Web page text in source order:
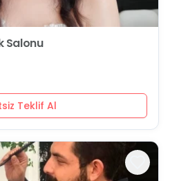
Salonu
Teklif Al